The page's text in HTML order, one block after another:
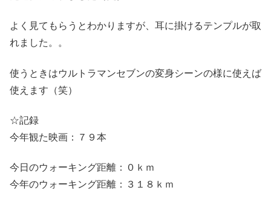
よく見てもらうとわかりますが、耳に掛けるテンプルが取
れました。。
使うときはウルトラマンセブンの変身シーンの様に使えば
使えます（笑）
☆記録
今年観た映画：７９本
今日のウォーキング距離：０ｋｍ
今年のウォーキング距離：３１８ｋｍ